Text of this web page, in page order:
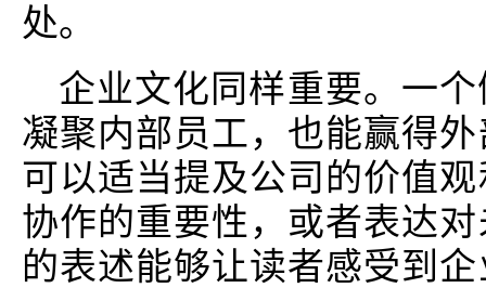
处。
企业文化同样重要。一
凝聚内部员工，也能赢得
可以适当提及公司的价值
协作的重要性，或者表达
的表述能够让读者感受到